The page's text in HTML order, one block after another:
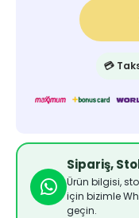
💳
Sipariş,
Ürün bilgisi,
için bizimle
geçin.